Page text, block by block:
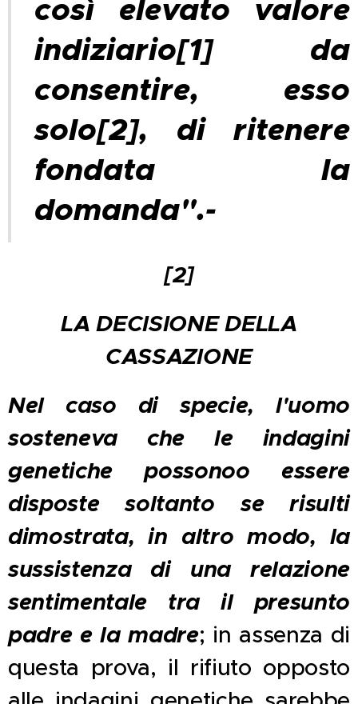
così elevato valore
indiziario[1]da
consentire, esso
solo[2], di ritenere
fondata la
domanda".-
[2]
LA DECISIONE DELLA
CASSAZIONE
Nel caso di specie, l'uomo
sosteneva che le indagini
genetiche possonoo essere
disposte soltanto se risulti
dimostrata, in altro modo, la
sussistenza di una relazione
sentimentale tra il presunto
padre e la madre; in assenza di
questa prova, il rifiuto opposto